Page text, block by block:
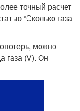
точный расчет
“Сколько газа
можно
газа (V). Он